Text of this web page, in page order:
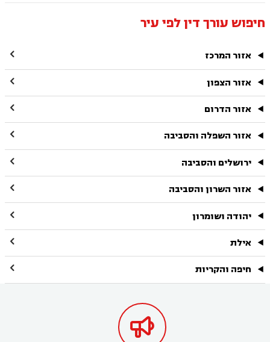
חיפוש עורך דין לפי עיר
אזור המרכז 
אזור הצפון 
אזור הדרום 
אזור השפלה והסביבה 
ירושלים והסביבה 
אזור השרון והסביבה 
יהודה ושומרון 
אילת 
חיפה והקריות 
